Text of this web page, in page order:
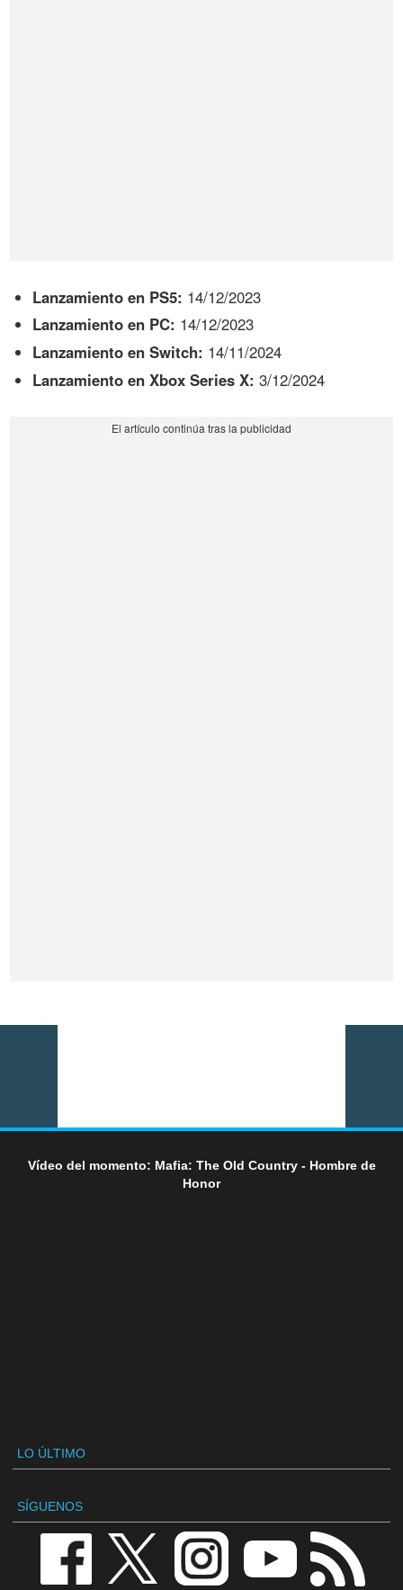
Lanzamiento en PS5: 14/12/2023
Lanzamiento en PC: 14/12/2023
Lanzamiento en Switch: 14/11/2024
Lanzamiento en Xbox Series X: 3/12/2024
Vídeo del momento: Mafia: The Old Country - Hombre de
Honor
LO ÚLTIMO
SÍGUENOS